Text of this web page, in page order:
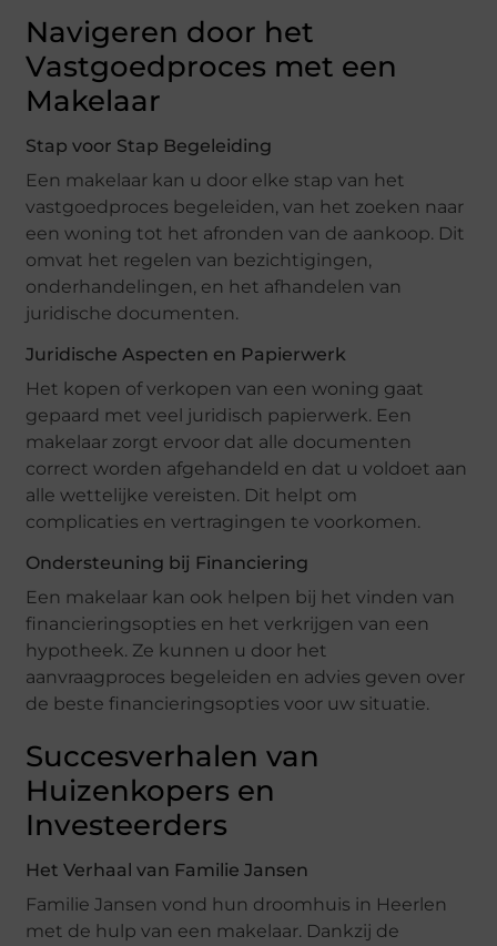
Navigeren door het
Vastgoedproces met een
Makelaar
Stap voor Stap Begeleiding
Een makelaar kan u door elke stap van het
vastgoedproces begeleiden, van het zoeken naar
een woning tot het afronden van de aankoop. Dit
omvat het regelen van bezichtigingen,
onderhandelingen, en het afhandelen van
juridische documenten.
Juridische Aspecten en Papierwerk
Het kopen of verkopen van een woning gaat
gepaard met veel juridisch papierwerk. Een
makelaar zorgt ervoor dat alle documenten
correct worden afgehandeld en dat u voldoet aan
alle wettelijke vereisten. Dit helpt om
complicaties en vertragingen te voorkomen.
Ondersteuning bij Financiering
Een makelaar kan ook helpen bij het vinden van
financieringsopties en het verkrijgen van een
hypotheek. Ze kunnen u door het
aanvraagproces begeleiden en advies geven over
de beste financieringsopties voor uw situatie.
Succesverhalen van
Huizenkopers en
Investeerders
Het Verhaal van Familie Jansen
Familie Jansen vond hun droomhuis in Heerlen
met de hulp van een makelaar. Dankzij de